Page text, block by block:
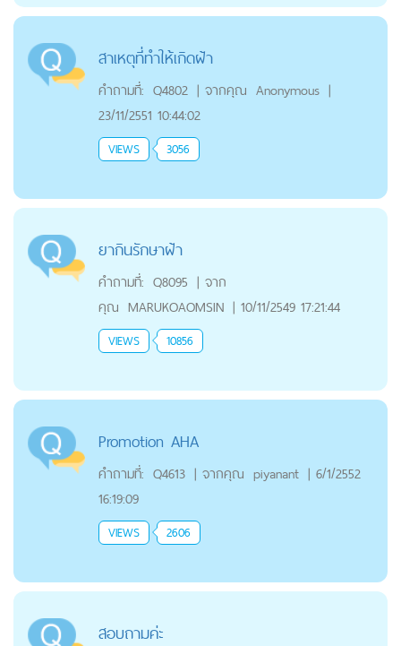
สาเหตุที่ทำให้เกิดฝ้า
คำถามที่: Q4802 | จากคุณ Anonymous |
23/11/2551 10:44:02
VIEWS 3056
ยากินรักษาฝ้า
คำถามที่: Q8095 | จาก
คุณ MARUKOAOMSIN | 10/11/2549 17:21:44
VIEWS 10856
Promotion AHA
คำถามที่: Q4613 | จากคุณ piyanant | 6/1/2552
16:19:09
VIEWS 2606
สอบถามค่ะ